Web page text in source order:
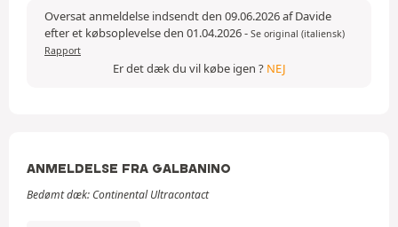
Oversat anmeldelse indsendt den 09.06.2026 af Davide
efter et købsoplevelse den 01.04.2026- Se original (italiensk)
Rapport
Er det dæk du vil købe igen ? NEJ
ANMELDELSE FRA GALBANINO
Bedømt dæk: Continental Ultracontact